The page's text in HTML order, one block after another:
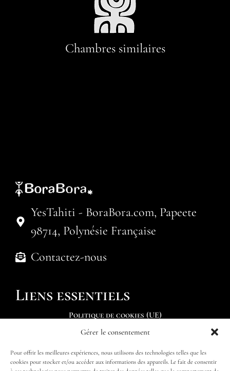
Gérer le consentement
Pour offrir les meilleures expériences, nous utilisons des technologies telles que les
cookies pour stocker et/ou accéder aux informations des appareils. Le fait de consentir
Chambres similaires
YesTahiti - BoraBora.com, Papeete
98714, Polynésie Française
Contactez-nous
Liens essentiels
Politique de cookies (UE)
Soumettre une demande
Trouver mon itinéraire